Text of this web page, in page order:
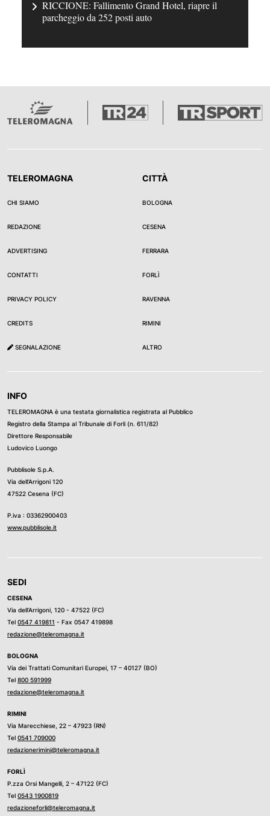
RICCIONE: Fallimento Grand Hotel, riapre il
parcheggio da 252 posti auto
TELEROMAGNA
CHI SIAMO
REDAZIONE
ADVERTISING
CONTATTI
PRIVACY POLICY
CREDITS
SEGNALAZIONE
CITTÀ
BOLOGNA
CESENA
FERRARA
FORLÌ
RAVENNA
RIMINI
ALTRO
INFO
TELEROMAGNA è una testata giornalistica registrata al Pubblico
Registro della Stampa al Tribunale di Forli (n. 611/82)
Direttore Responsabile
Ludovico Luongo
Pubblisole S.p.A.
Via dell’Arrigoni 120
47522 Cesena (FC)
P.iva : 03362900403
www.pubblisole.it
SEDI
CESENA
Via dell’Arrigoni, 120 - 47522 (FC)
Tel 0547 419811 - Fax 0547 419898
redazione@teleromagna.it
BOLOGNA
Via dei Trattati Comunitari Europei, 17 – 40127 (BO)
Tel 800 591999
redazione@teleromagna.it
RIMINI
Via Marecchiese, 22 – 47923 (RN)
Tel 0541 709000
redazionerimini@teleromagna.it
FORLÌ
P.zza Orsi Mangelli, 2 – 47122 (FC)
Tel 0543 1900819
redazioneforli@teleromagna.it